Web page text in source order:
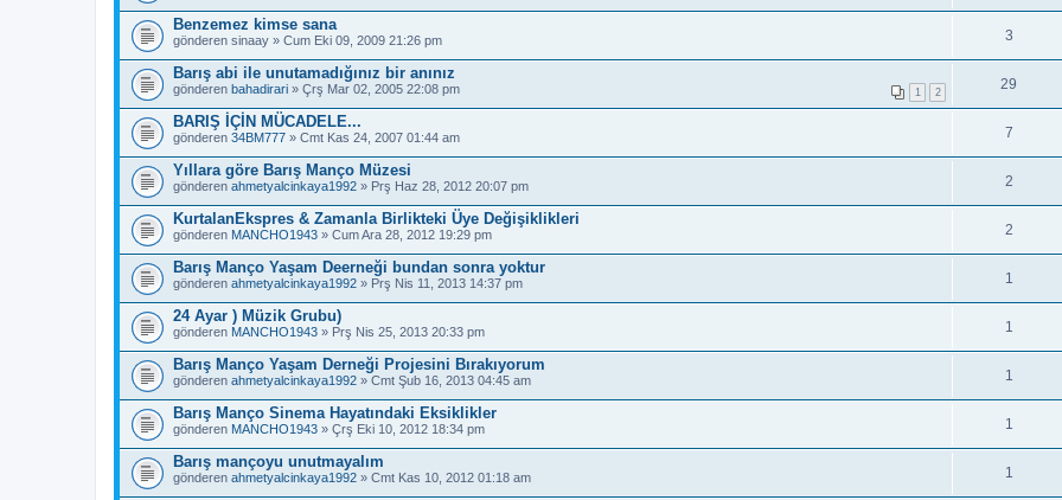
Benzemez kimse sana
gönderen sinaay » Cum Eki 09, 2009 21:26 pm 3
Barış abi ile unutamadığınız bir anınız
1 2
gönderen bahadirari » Çrş Mar 02, 2005 22:08 pm 29
BARIŞ İÇİN MÜCADELE...
gönderen 34BM777 » Cmt Kas 24, 2007 01:44 am 7
Yıllara göre Barış Manço Müzesi
gönderen ahmetyalcinkaya1992 » Prş Haz 28, 2012 20:07 pm 2
KurtalanEkspres & Zamanla Birlikteki Üye Değişiklikleri
gönderen MANCHO1943 » Cum Ara 28, 2012 19:29 pm 2
Barış Manço Yaşam Deerneği bundan sonra yoktur
gönderen ahmetyalcinkaya1992 » Prş Nis 11, 2013 14:37 pm 1
24 Ayar ) Müzik Grubu)
gönderen MANCHO1943 » Prş Nis 25, 2013 20:33 pm 1
Barış Manço Yaşam Derneği Projesini Bırakıyorum
gönderen ahmetyalcinkaya1992 » Cmt Şub 16, 2013 04:45 am 1
Barış Manço Sinema Hayatındaki Eksiklikler
gönderen MANCHO1943 » Çrş Eki 10, 2012 18:34 pm 1
Barış mançoyu unutmayalım
gönderen ahmetyalcinkaya1992 » Cmt Kas 10, 2012 01:18 am 1